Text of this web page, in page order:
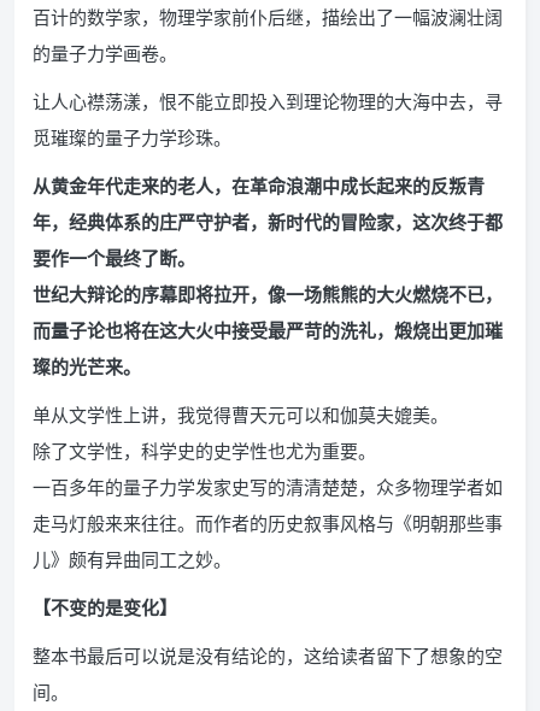
百计的数学家，物理学家前仆后继，描绘出了一幅波澜壮阔
的量子力学画卷。
让人心襟荡漾，恨不能立即投入到理论物理的大海中去，寻
觅璀璨的量子力学珍珠。
从黄金年代走来的老人，在革命浪潮中成长起来的反叛青
年，经典体系的庄严守护者，新时代的冒险家，这次终于都
要作一个最终了断。
世纪大辩论的序幕即将拉开，像一场熊熊的大火燃烧不已，
而量子论也将在这大火中接受最严苛的洗礼，煅烧出更加璀
璨的光芒来。
单从文学性上讲，我觉得曹天元可以和伽莫夫媲美。
除了文学性，科学史的史学性也尤为重要。
一百多年的量子力学发家史写的清清楚楚，众多物理学者如
走马灯般来来往往。而作者的历史叙事风格与《明朝那些事
儿》颇有异曲同工之妙。
【不变的是变化】
整本书最后可以说是没有结论的，这给读者留下了想象的空
间。